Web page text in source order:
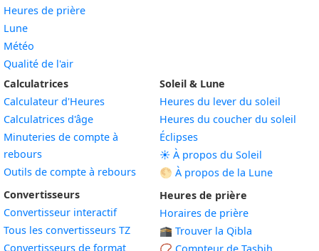
Heures de prière
Lune
Météo
Qualité de l'air
Calculatrices
Calculateur d'Heures
Calculatrices d'âge
Minuteries de compte à
rebours
Outils de compte à rebours
Convertisseurs
Convertisseur interactif
Tous les convertisseurs TZ
Convertisseurs de format
Soleil & Lune
Heures du lever du soleil
Heures du coucher du soleil
Éclipses
☀️ À propos du Soleil
🌕 À propos de la Lune
Heures de prière
Horaires de prière
🕋 Trouver la Qibla